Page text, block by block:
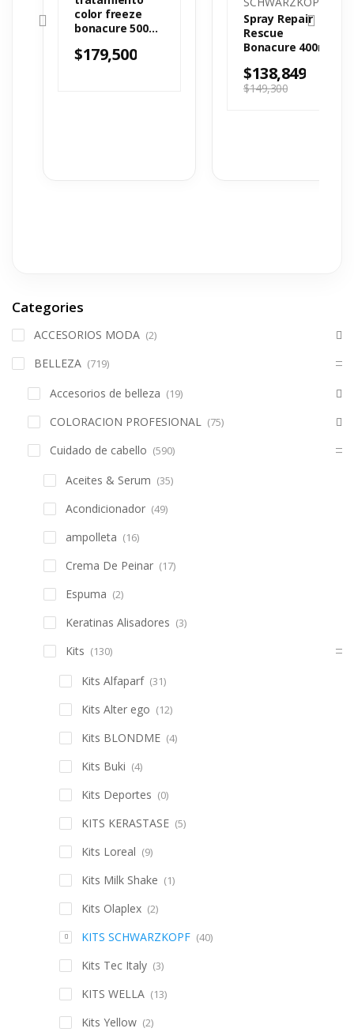
color freeze
bonacure 500
$179,500
Spray Repair
Rescue
Bonacure 400ml
$149,300
$138,849
Categories
ACCESORIOS MODA (2)
BELLEZA (719)
Accesorios de belleza (19)
COLORACION PROFESIONAL (75)
Cuidado de cabello (590)
Aceites & Serum (35)
Acondicionador (49)
ampolleta (16)
Crema De Peinar (17)
Espuma (2)
Keratinas Alisadores (3)
Kits (130)
Kits Alfaparf (31)
Kits Alter ego (12)
Kits BLONDME (4)
Kits Buki (4)
Kits Deportes (0)
KITS KERASTASE (5)
Kits Loreal (9)
Kits Milk Shake (1)
Kits Olaplex (2)
KITS SCHWARZKOPF (40)
Kits Tec Italy (3)
KITS WELLA (13)
Kits Yellow (2)